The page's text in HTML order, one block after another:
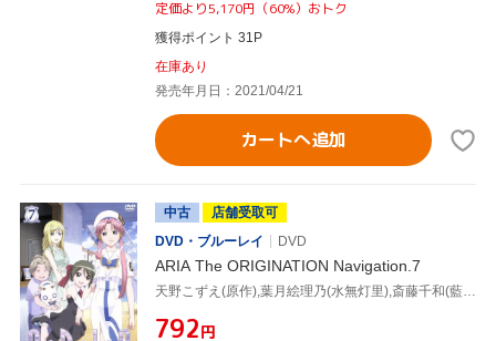
定価より5,170円（60%）おトク
獲得ポイント 31P
在庫あり
発売年月日：2021/04/21
カートへ追加
中古
店舗受取可
DVD・ブルーレイ
DVD
ARIA The ORIGINATION Navigation.7
天野こずえ(原作),葉月絵理乃(水無灯里),斎藤千和(藍華),古賀誠(キャラクターデザイン)
¥792円